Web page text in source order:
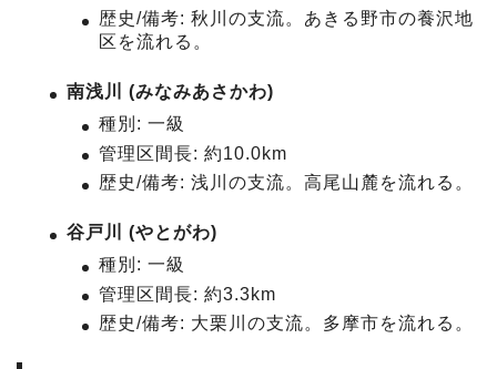
歴史/備考: 秋川の支流。あきる野市の養沢地
区を流れる。
南浅川 (みなみあさかわ)
種別: 一級
管理区間長: 約10.0km
歴史/備考: 浅川の支流。高尾山麓を流れる。
谷戸川 (やとがわ)
種別: 一級
管理区間長: 約3.3km
歴史/備考: 大栗川の支流。多摩市を流れる。